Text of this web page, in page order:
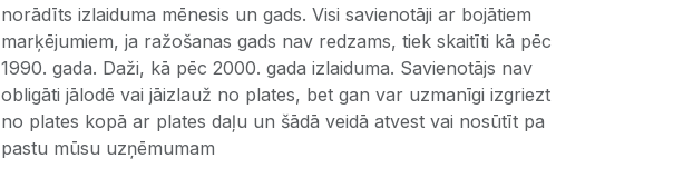
norādīts izlaiduma mēnesis un gads. Visi savienotāji ar bojātiem
marķējumiem, ja ražošanas gads nav redzams, tiek skaitīti kā pēc
1990. gada. Daži, kā pēc 2000. gada izlaiduma. Savienotājs nav
obligāti jālodē vai jāizlauž no plates, bet gan var uzmanīgi izgriezt
no plates kopā ar plates daļu un šādā veidā atvest vai nosūtīt pa
pastu mūsu uzņēmumam